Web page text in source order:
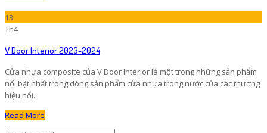
13
Th4
V Door Interior 2023-2024
Cửa nhựa composite của V Door Interior là một trong những sản phẩm
nổi bật nhất trong dòng sản phẩm cửa nhựa trong nước của các thương
hiệu nổi...
Read More